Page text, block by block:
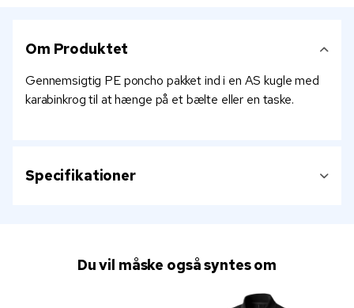
Om Produktet
Gennemsigtig PE poncho pakket ind i en AS kugle med
karabinkrog til at hænge på et bælte eller en taske.
Specifikationer
Du vil måske også syntes om